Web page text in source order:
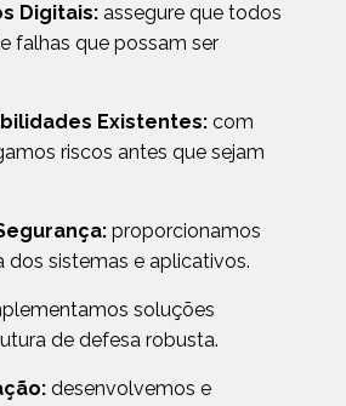
Digitais: assegure que todos
falhas que possam ser
Existentes: com
riscos antes que sejam
proporcionamos
dos sistemas e aplicativos.
soluções
de defesa robusta.
desenvolvemos e